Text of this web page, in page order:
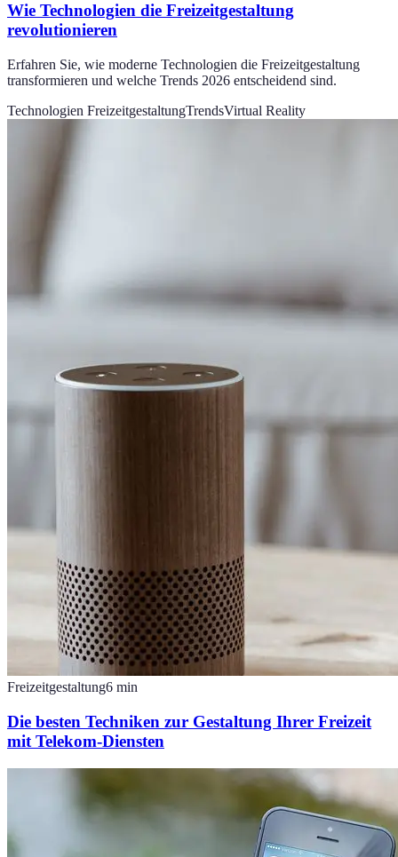
Wie Technologien die Freizeitgestaltung
revolutionieren
Erfahren Sie, wie moderne Technologien die Freizeitgestaltung
transformieren und welche Trends 2026 entscheidend sind.
Technologien FreizeitgestaltungTrendsVirtual Reality
Freizeitgestaltung6 min
Die besten Techniken zur Gestaltung Ihrer Freizeit
mit Telekom-Diensten